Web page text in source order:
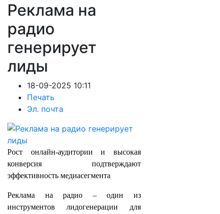
Реклама на
радио
генерирует
лиды
18-09-2025 10:11
Печать
Эл. почта
Рост онлайн-аудитории и высокая
конверсия подтверждают
эффективность медиасегмента
Реклама на радио – один из
инструментов лидогенерации для